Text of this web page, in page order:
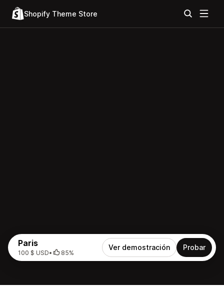
Shopify Theme Store
Paris
100 $ USD• 85%
Ver demostración Probar